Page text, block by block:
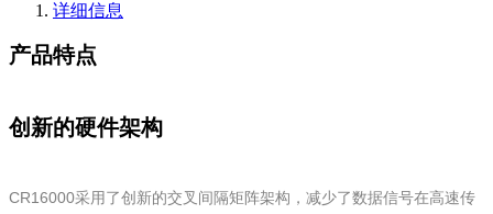
详细信息
产品特点
创新的硬件架构
CR16000采用了创新的交叉间隔矩阵架构，减少了数据信号在高速传